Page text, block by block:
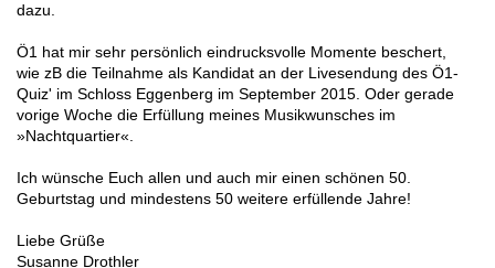
dazu.
Ö1 hat mir sehr persönlich eindrucksvolle Momente beschert,
wie zB die Teilnahme als Kandidat an der Livesendung des Ö1-
Quiz' im Schloss Eggenberg im September 2015. Oder gerade
vorige Woche die Erfüllung meines Musikwunsches im
»Nachtquartier«.
Ich wünsche Euch allen und auch mir einen schönen 50.
Geburtstag und mindestens 50 weitere erfüllende Jahre!
Liebe Grüße
Susanne Drothler